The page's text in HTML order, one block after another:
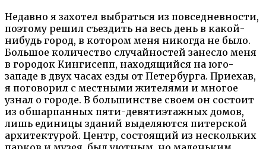
Недавно я захотел выбраться из повседневности,
поэтому решил съездить на весь день в какой-
нибудь город, в котором меня никогда не было.
Большое количество случайностей занесло меня
в городок Кингисепп, находящийся на юго-
западе в двух часах езды от Петербурга. Приехав,
я поговорил с местными жителями и многое
узнал о городе. В большинстве своем он состоит
из обшарпанных пяти-девятиэтажных домов,
лишь единицы зданий выделяются питерской
архитектурой. Центр, состоящий из нескольких